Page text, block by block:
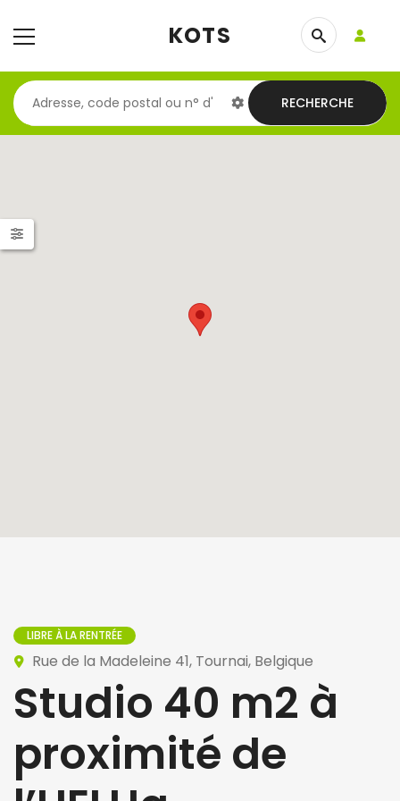
KOTS
RECHERCHE
LIBRE À LA RENTRÉE
Rue de la Madeleine 41, Tournai, Belgique
Studio 40 m2 à
proximité de